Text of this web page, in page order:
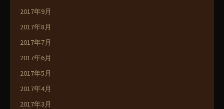
2017年9月
2017年8月
2017年7月
2017年6月
2017年5月
2017年4月
2017年3月